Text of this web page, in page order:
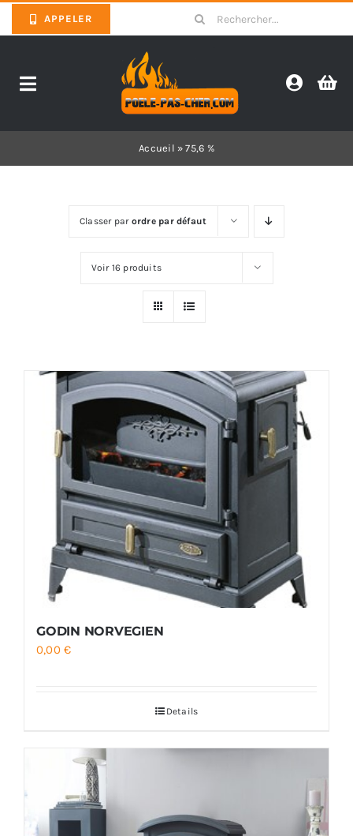
to
APPELER
Search
for:
Toggle
Cuisinières
Accueil »75,6 %
Classer par ordre par défaut
Voir 16 produits
GODIN NORVEGIEN
0,00€
Details